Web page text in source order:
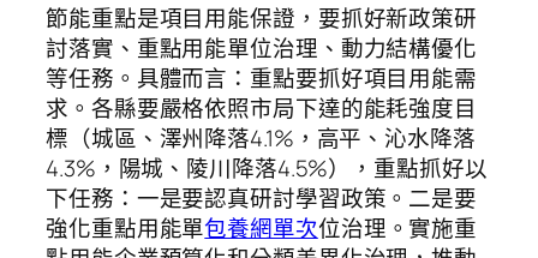
節能重點是項目用能保證，要抓好新政策研
討落實、重點用能單位治理、動力結構優化
等任務。具體而言：重點要抓好項目用能需
求。各縣要嚴格依照市局下達的能耗強度目
標（城區、澤州降落4.1%，高平、沁水降落
4.3%，陽城、陵川降落4.5%），重點抓好以
下任務：一是要認真研討學習政策。二是要
強化重點用能單包養網單次位治理。實施重